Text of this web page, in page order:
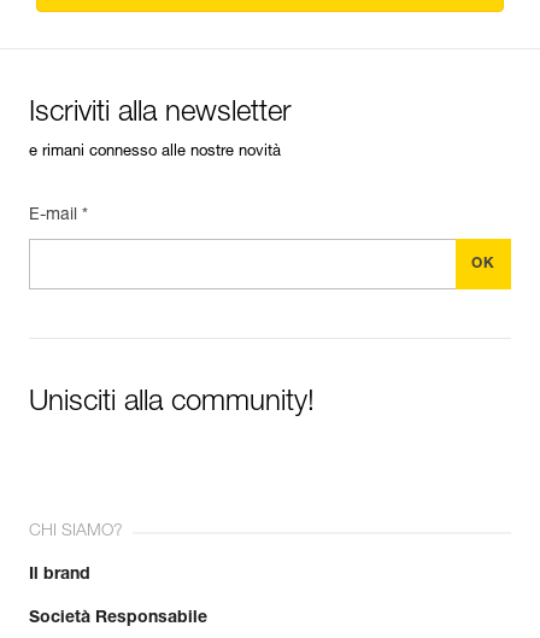
Iscriviti alla newsletter
e rimani connesso alle nostre novità
E-mail *
Unisciti alla community!
CHI SIAMO?
Il brand
Società Responsabile